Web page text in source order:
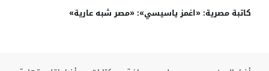
كاتبة مصرية: «اغمز ياسيسي»: «مصر شبه عارية»